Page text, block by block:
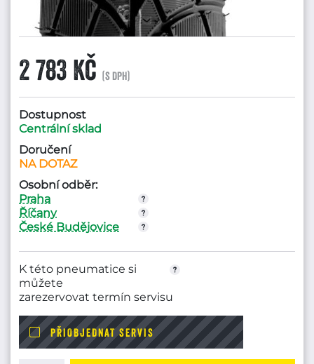
2 783 Kč (s DPH)
Dostupnost
Centrální sklad
Doručení
NA DOTAZ
Osobní odběr:
Praha
Říčany
České Budějovice
K této pneumatice si
můžete
zarezervovat termín servisu
PŘIOBJEDNAT SERVIS